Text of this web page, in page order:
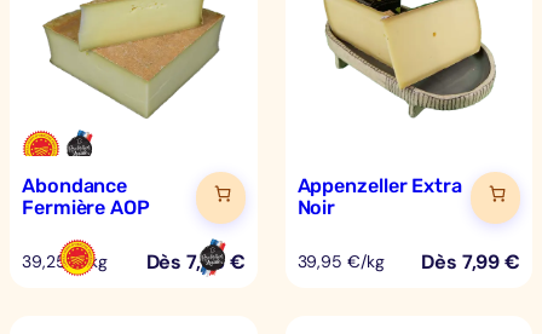
Abondance
Fermière AOP
39,25 €/kg Dès7,85€
Appenzeller Extra
Noir
39,95 €/kg Dès 7,99€